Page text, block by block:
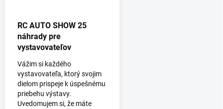
RC AUTO SHOW 25
náhrady pre
vystavovateľov
Vážim si každého
vystavovateľa, ktorý svojim
dielom prispeje k úspešnému
priebehu výstavy.
Uvedomujem si, že máte